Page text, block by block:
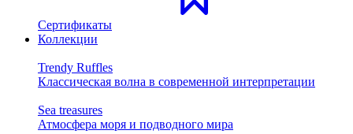
Сертификаты
Коллекции
Trendy Ruffles
Классическая волна в современной интерпретации
Sea treasures
Атмосфера моря и подводного мира